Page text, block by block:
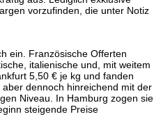
vorzufinden, die unter Notiz
ein. Französische Offerten
italienische und, mit weitem
5,50 € je kg und fanden
dennoch hinreichend mit der
Niveau. In Hamburg zogen sie
steigende Preise